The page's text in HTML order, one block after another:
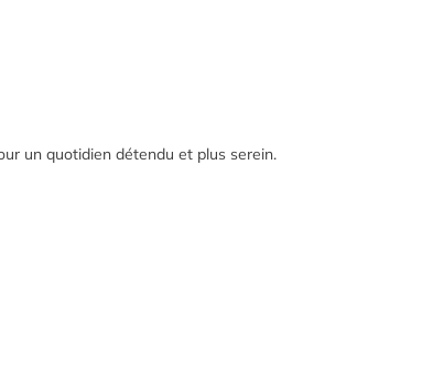
un quotidien détendu et plus serein.